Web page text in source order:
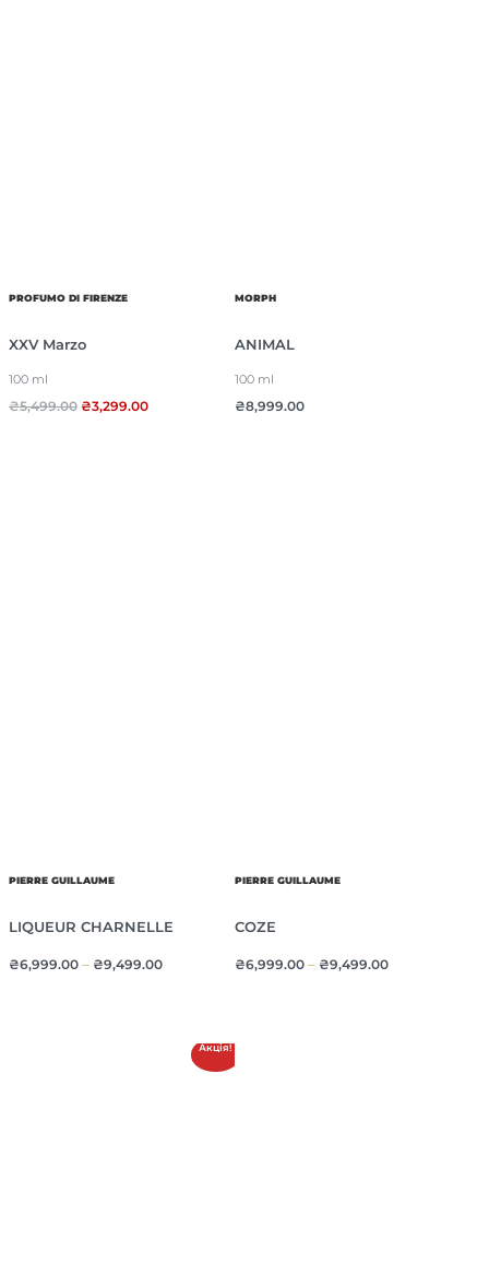
PROFUMO DI FIRENZE
XXV Marzo
100 ml
₴5,499.00 ₴3,299.00
MORPH
ANIMAL
100 ml
₴8,999.00
PIERRE GUILLAUME
LIQUEUR CHARNELLE
₴6,999.00– ₴9,499.00
PIERRE GUILLAUME
COZE
₴6,999.00 – ₴9,499.00
Акція!